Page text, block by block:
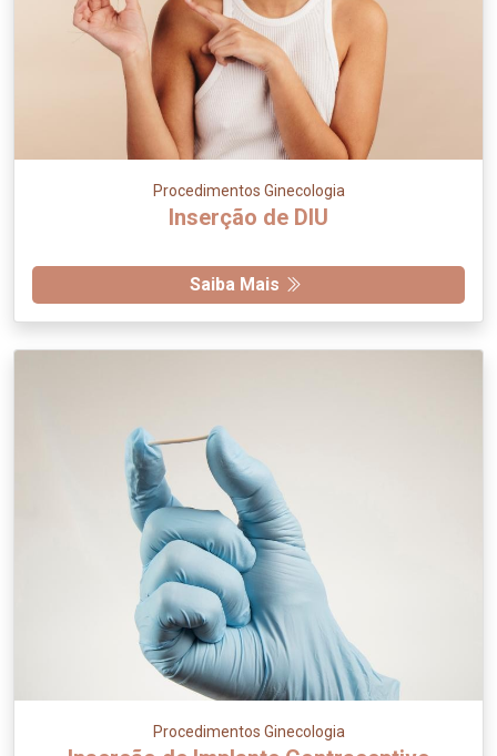
Procedimentos Ginecologia
Inserção de DIU
Saiba Mais
Procedimentos Ginecologia